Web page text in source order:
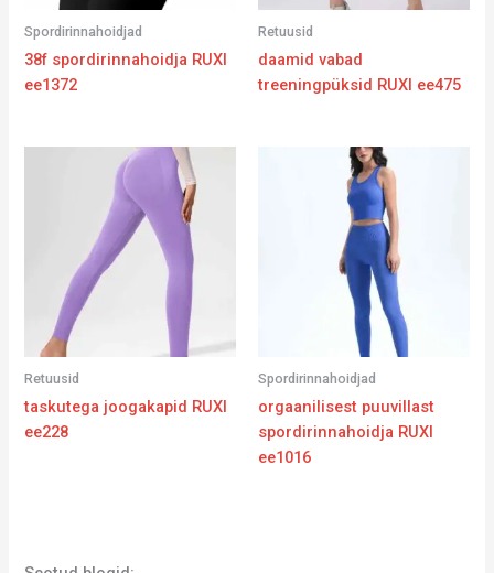
Spordirinnahoidjad
38f spordirinnahoidja RUXI
ee1372
Retuusid
daamid vabad
treeningpüksid RUXI ee475
Retuusid
taskutega joogakapid RUXI
ee228
Spordirinnahoidjad
orgaanilisest puuvillast
spordirinnahoidja RUXI
ee1016